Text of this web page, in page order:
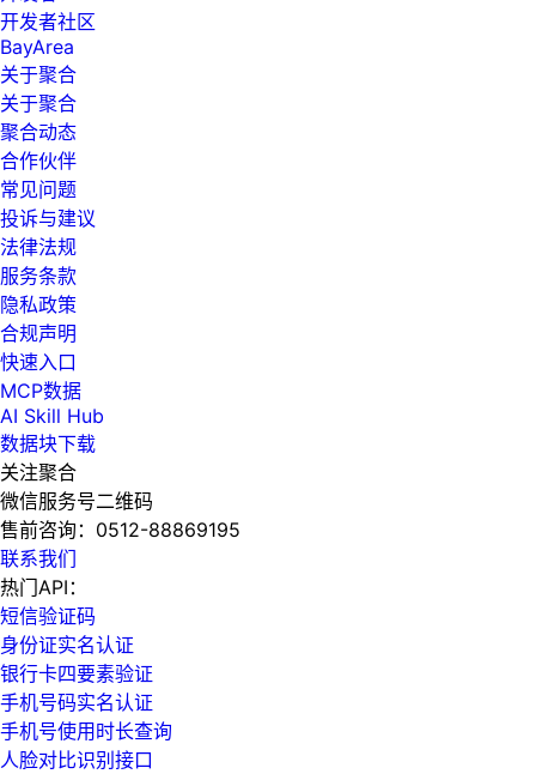
开发者社区
BayArea
关于聚合
关于聚合
聚合动态
合作伙伴
常见问题
投诉与建议
法律法规
服务条款
隐私政策
合规声明
快速入口
MCP数据
AI Skill Hub
数据块下载
关注聚合
微信服务号二维码
售前咨询： 0512-88869195
联系我们
热门API：
短信验证码
身份证实名认证
银行卡四要素验证
手机号码实名认证
手机号使用时长查询
人脸对比识别接口